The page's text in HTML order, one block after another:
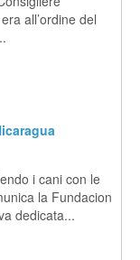
all’ordine del
i cani con le
la Fundacion
dedicata...